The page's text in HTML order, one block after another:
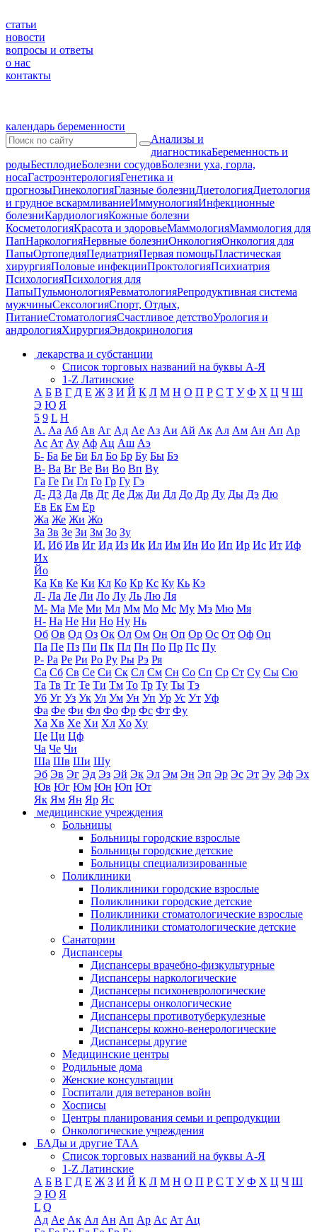
статьи
новости
вопросы и ответы
о нас
контакты
календарь беременности
Анализы и
диагностикаБеременность и
родыБесплодиеБолезни сосудовБолезни уха, горла,
носаГастроэнтерологияГенетика и
прогнозыГинекологияГлазные болезниДиетологияДиетология
и грудное вскармливаниеИммунологияИнфекционные
болезниКардиологияКожные болезни
КосметологияКрасота и здоровьеМаммологияМаммология для
ПапНаркологияНервные болезниОнкологияОнкология для
ПапыОртопедияПедиатрияПервая помощьПластическая
хирургияПоловые инфекцииПроктологияПсихиатрия
ПсихологияПсихология для
ПапыПульмонологияРевматологияРепродуктивная система
мужчиныСексологияСпорт, Отдых,
ПитаниеСтоматологияСчастливое детствоУрология и
андрологияХирургияЭндокринология
лекарства и субстанции
Список торговых названий на буквы А-Я
1-Z Латинские
А Б В Г Д Е Ж З И Й К Л М Н О П Р С Т У Ф Х Ц Ч Ш
Э Ю Я
5 9 L H
А. Аа Аб Ав Аг Ад Ае Аз Аи Ай Ак Ал Ам Ан Ап Ар
Ас Ат Ау Аф Ац Аш Аэ
Б- Ба Бе Би Бл Бо Бр Бу Бы Бэ
В- Ва Вг Ве Ви Во Вп Ву
Га Ге Ги Гл Го Гр Гу Гэ
Д- Д3 Да Дв Дг Де Дж Ди Дл До Др Ду Ды Дэ Дю
Ев Ек Ем Ер
Жа Же Жи Жо
За Зв Зе Зи Зм Зо Зу
И. Иб Ив Иг Ид Из Ик Ил Им Ин Ио Ип Ир Ис Ит Иф
Их
Йо
Ка Кв Ке Ки Кл Ко Кр Кс Ку Кь Кэ
Л- Ла Ле Ли Ло Лу Ль Лю Ля
М- Ма Ме Ми Мл Мм Мо Мс Му Мэ Мю Мя
Н- На Не Ни Но Ну Нь
Об Ов Од Оз Ок Ол Ом Он Оп Ор Ос От Оф Оц
Па Пе Пз Пи Пк Пл Пн По Пр Пс Пу
Р- Ра Ре Ри Ро Ру Ры Рэ Ря
Са Сб Св Се Си Ск Сл См Сн Со Сп Ср Ст Су Сы Сю
Та Тв Тг Те Ти Тм То Тр Ту Ты Тэ
Уб Уг Уз Ук Ул Ум Ун Уп Ур Ус Ут Уф
Фа Фе Фи Фл Фо Фр Фс Фт Фу
Ха Хв Хе Хи Хл Хо Ху
Це Ци Цф
Ча Че Чи
Ша Шв Ши Шу
Эб Эв Эг Эд Эз Эй Эк Эл Эм Эн Эп Эр Эс Эт Эу Эф Эх
Юв Юг Юм Юн Юп Ют
Як Ям Ян Яр Яс
медицинские учреждения
Больницы
Больницы городские взрослые
Больницы городские детские
Больницы специализированные
Поликлиники
Поликлиники городские взрослые
Поликлиники городские детские
Поликлиники стоматологические взрослые
Поликлиники стоматологические детские
Санатории
Диспансеры
Диспансеры врачебно-физкультурные
Диспансеры наркологические
Диспансеры психоневрологические
Диспансеры онкологические
Диспансеры противотуберкулезные
Диспансеры кожно-венерологические
Диспансеры другие
Медицинские центры
Родильные дома
Женские консультации
Госпитали для ветеранов войн
Хосписы
Центры планирования семьи и репродукции
Онкологические учреждения
БАДы и другие ТАА
Список торговых названий на буквы А-Я
1-Z Латинские
А Б В Г Д Е Ж З И Й К Л М Н О П Р С Т У Ф Х Ц Ч Ш
Э Ю Я
L Q
Ад Ае Ак Ал Ан Ап Ар Ас Ат Ац